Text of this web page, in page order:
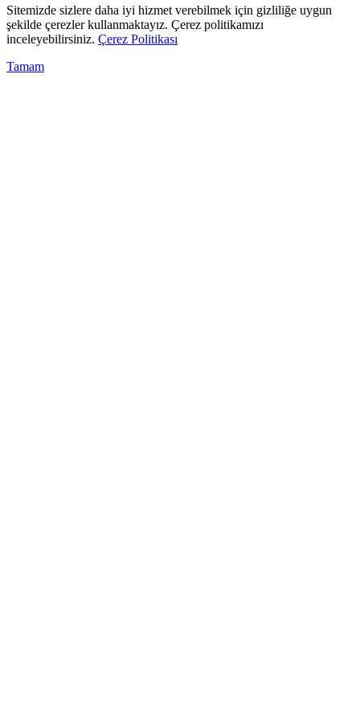
Sitemizde sizlere daha iyi hizmet verebilmek için gizliliğe uygun
şekilde çerezler kullanmaktayız. Çerez politikamızı
inceleyebilirsiniz. Çerez Politikası
Tamam